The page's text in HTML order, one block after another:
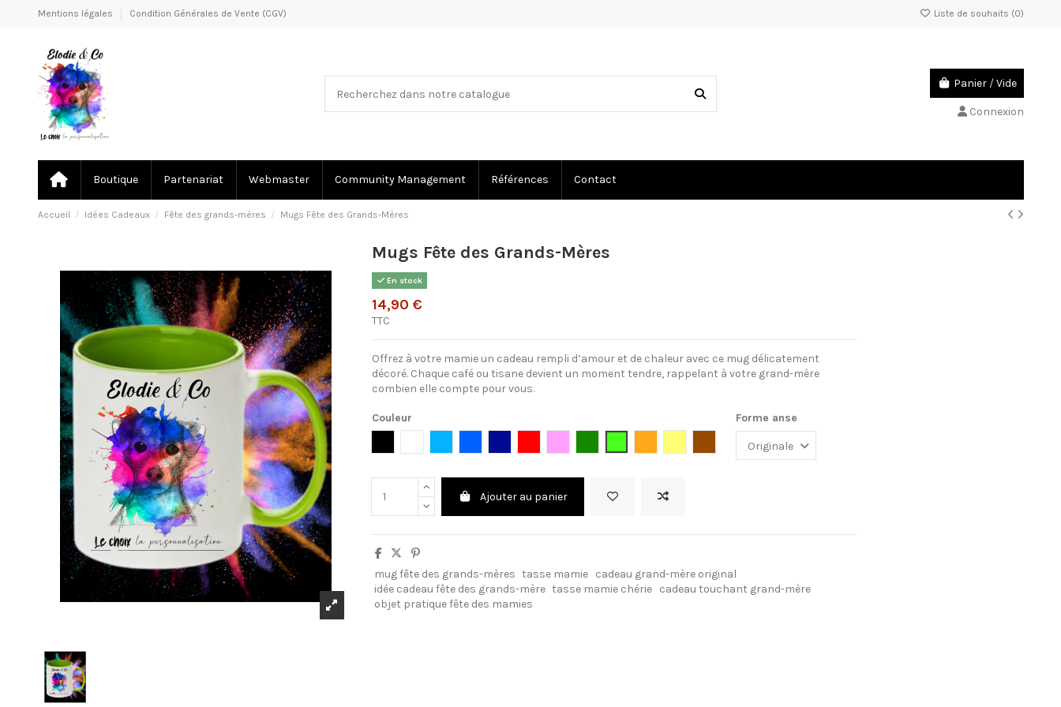
Mentions légales Condition Générales de Vente (CGV) Liste de souhaits (0)
Panier /Vide
Connexion
Boutique Partenariat Webmaster Community Management Références Contact
Accueil Idées Cadeaux Fête des grands-mères Mugs Fête des Grands-Mères
Mugs Fête des Grands-Mères
En stock
14,90 €
TTC
Offrez à votre mamie un cadeau rempli d’amour et de chaleur avec ce mug délicatement
décoré. Chaque café ou tisane devient un moment tendre, rappelant à votre grand-mère
combien elle compte pour vous.
Couleur
Forme anse
Ajouter au panier
mug fête des grands-mères tasse mamie cadeau grand-mère original
idée cadeau fête des grands-mère tasse mamie chérie cadeau touchant grand-mère
objet pratique fête des mamies